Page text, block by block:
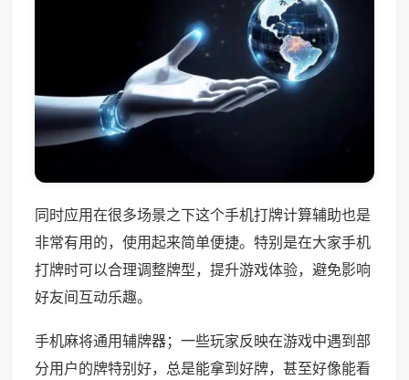
同时应用在很多场景之下这个手机打牌计算辅助也是
非常有用的，使用起来简单便捷。特别是在大家手机
打牌时可以合理调整牌型，提升游戏体验，避免影响
好友间互动乐趣。
手机麻将通用辅牌器；一些玩家反映在游戏中遇到部
分用户的牌特别好，总是能拿到好牌，甚至好像能看